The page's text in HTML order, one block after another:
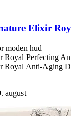
Elixir
moden hud
Royal Perfecting
Royal Anti-Aging
august